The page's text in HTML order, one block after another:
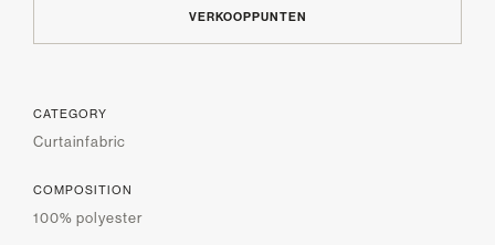
VERKOOPPUNTEN
CATEGORY
Curtainfabric
COMPOSITION
100% polyester